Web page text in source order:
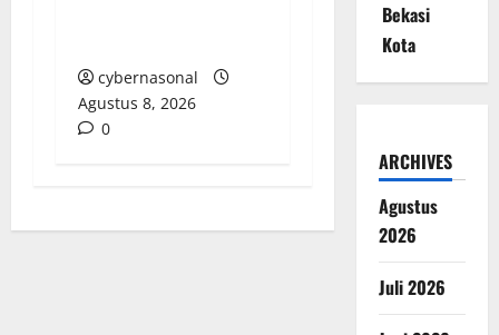
cybernasonal
Agustus 8, 2026
0
Bekasi
Kota
ARCHIVES
Agustus
2026
Juli 2026